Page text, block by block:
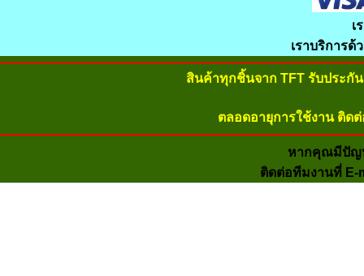
เ
เราบริการ
สินค้าทุกชิ้นจาก TFT รับประกั
ตลอดอายุการใช้งาน ติด
หากคุณมีปัญ
ติดต่อทีมงานที่ E-